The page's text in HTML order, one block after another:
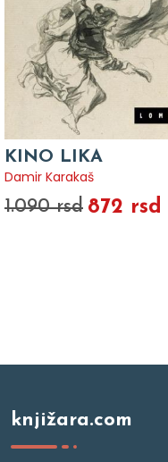
KINO LIKA
Damir Karakaš
1.090 rsd 872 rsd
knjižara.com